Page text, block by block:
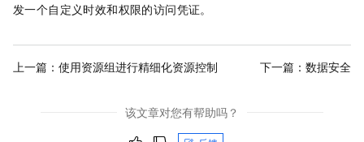
发一个自定义时效和权限的访问凭证。
上一篇： 使用资源组进行精细化资源控制 下一篇： 数据安全
该文章对您有帮助吗？